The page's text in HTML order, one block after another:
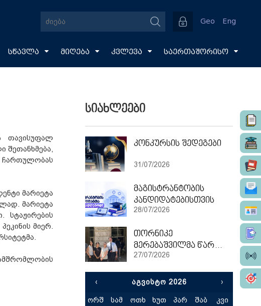
Geo Eng
სწავლა მიღება კვლევა საერთაშორისო
თავისუფალ
შეთანხმება,
მარიეტა
მარიეტა
სტაჟირების
მიერ.
სიახლეები
კონკურსის შედეგები
31/07/2026
მაგისტრანტობის
კანდიდატებისთვის
28/07/2026
თორნიკე
მერებაშვილმა წარჩინებით დაასრულა ეტვოშ ლორანის უნივერსიტეტის სამაგისტრო პროგრამა
27/07/2026
‹ ᲐᲒᲕᲘᲡᲢᲝ 2026 ›
ორშ სამ ოთხ ხუთ პარ შაბ კვი